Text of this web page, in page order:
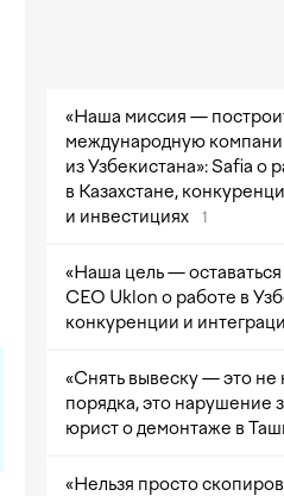
«Наша миссия —
международную
из Узбекистана»: Safia о
в Казахстане,
и инвестициях
1
«Наша цель —
CEO Uklon о работе в
конкуренции и
«Снять вывеску — это не
порядка, это нарушение
юрист о демонтаже в
«Нельзя просто